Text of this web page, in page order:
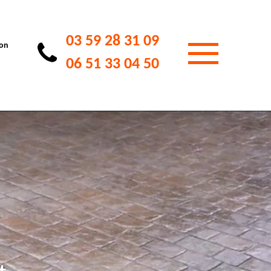
03 59 28 31 09
06 51 33 04 50